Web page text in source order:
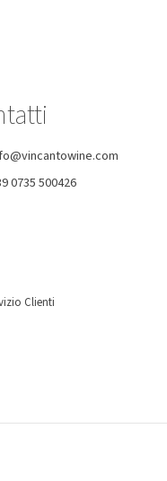
0735 500426
Clienti